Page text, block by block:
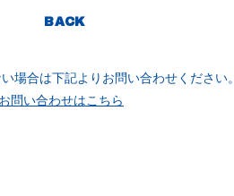
BACK
場合は下記よりお問い合わせください。
お問い合わせはこちら